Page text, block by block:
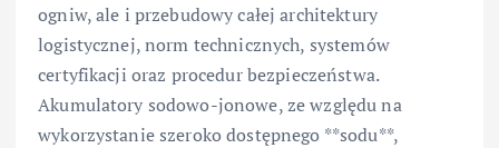
ogniw, ale i przebudowy całej architektury
logistycznej, norm technicznych, systemów
certyfikacji oraz procedur bezpieczeństwa.
Akumulatory sodowo-jonowe, ze względu na
wykorzystanie szeroko dostępnego **sodu**,